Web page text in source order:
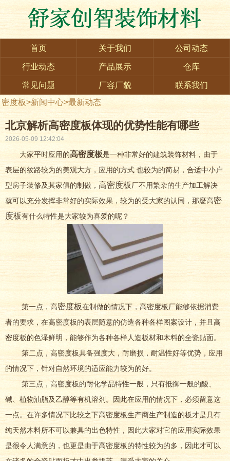
首页 关于我们 公司动态
行业动态 产品展示 仓库
常见问题 厂容厂貌
联系我们
密度板>新闻中心>最新动态
北京解析高密度板体现的优势性能有哪些
2026-05-09 12:42:04
大家平时应用的高密度板是一种非常好的建筑装饰材料，由于
表层的纹路较为的美观大方，应用的方式 也较为的简易，合适中小户
型房子装修及其家俱的制做， 高密度板厂不用繁杂的生产加工解决
就可以充分发挥非常好的实际效果，较为的受大家的认同，那麼高密
度板有什么特性是大家较为喜爱的呢？
第一点，高密度板在制做的情况下，高密度板厂能够依据消费
者的要求，在高密度板的表层随意的仿造各种各样图案设计，并且高
密度板的色泽鲜明，能够作为各种各样人造板材和木料的全瓷贴面。
第二点，高密度板具备强度大，耐磨损，耐温性好等优势，应用
的情况下，针对自然环境的适应能力较为的好。
第三点，高密度板的耐化学品特性一般，只有抵御一般的酸、
碱、植物油脂及乙醇等有机溶剂。因此在应用的情况下，必须留意这
一点。在许多情况下比较之下高密度板生产商生产制造的板才是具有
纯天然木料所不可以兼具的出色特性，因此大家对它的应用实际效果
是很令人满意的，也更是由于高密度板的特性较为的多，因此才可以